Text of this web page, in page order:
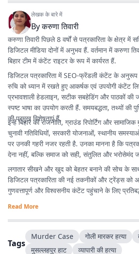
लेखक के बारे में
Byकरुणा तिवारी
करुणा तिवारी पिछले 8 वर्षों से पत्रकारिता के क्षेत्र में
डिजिटल मीडिया दोनों में अनुभव हैं. वर्तमान में करुणा
बिहार टीम में कंटेंट राइटर के रूप में कार्यरत हैं.
डिजिटल पत्रकारिता में SEO-फ्रेंडली कंटेंट के
रुचि को ध्यान में रखते हुए आकर्षक एवं उपयोगी कंटेंट
प्रभावशाली हेडलाइन, सटीक सबहेडिंग और पाठकों
स्पष्ट भाषा का उपयोग करती हैं. समयबद्धता, तथ्यों की
की प्रमुख विशेषताएं हैं.
इन्हें बिहार की राजनीति, ग्राउंड रिपोर्टिंग और
चुनावी गतिविधियों, सरकारी योजनाओं, स्थानीय
पर उनकी गहरी नजर रहती है. उनका मानना है कि
देना नहीं, बल्कि समाज को सही, संतुलित और भरोसेमंद
लगातार सीखने और खुद को बेहतर बनाने की सोच के
डिजिटल पत्रकारिता की नई तकनीकों और ट्रेंड्स को
गुणवत्तापूर्ण और विश्वसनीय कंटेंट पहुंचाने के लिए
Read More
Tags
Murder Case गोली मारकर हत्या
मुसल्लहपुर हाट
व्यापारी की हत्या